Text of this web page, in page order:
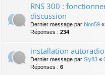
RNS 300 :
discussion
Dernier message par bion59 «
Réponses : 234
installation
Dernier message par Sly83 «
Réponses : 6